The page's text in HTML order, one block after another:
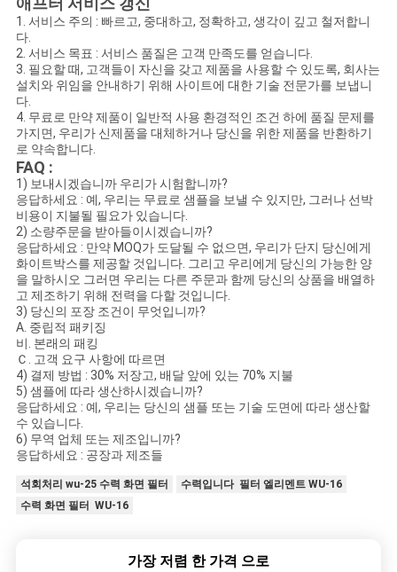
1. 서비스 주의 : 빠르고, 중대하고, 정확하고, 생각이 깊고 철저합니
다.
2. 서비스 목표 : 서비스 품질은 고객 만족도를 얻습니다.
3. 필요할 때, 고객들이 자신을 갖고 제품을 사용할 수 있도록, 회사는
설치와 위임을 안내하기 위해 사이트에 대한 기술 전문가를 보냅니
다.
4. 무료로 만약 제품이 일반적 사용 환경적인 조건 하에 품질 문제를
가지면, 우리가 신제품을 대체하거나 당신을 위한 제품을 반환하기
로 약속합니다.
FAQ :
1) 보내시겠습니까 우리가 시험합니까?
응답하세요 : 예, 우리는 무료로 샘플을 보낼 수 있지만, 그러나 선박
비용이 지불될 필요가 있습니다.
2) 소량주문을 받아들이시겠습니까?
응답하세요 : 만약 MOQ가 도달될 수 없으면, 우리가 단지 당신에게
화이트박스를 제공할 것입니다. 그리고 우리에게 당신의 가능한 양
을 말하시오 그러면 우리는 다른 주문과 함께 당신의 상품을 배열하
고 제조하기 위해 전력을 다할 것입니다.
3) 당신의 포장 조건이 무엇입니까?
A. 중립적 패키징
비. 본래의 패킹
Ｃ. 고객 요구 사항에 따르면
4) 결제 방법 : 30% 저장고, 배달 앞에 있는 70% 지불
5) 샘플에 따라 생산하시겠습니까?
응답하세요 : 예, 우리는 당신의 샘플 또는 기술 도면에 따라 생산할
수 있습니다.
6) 무역 업체 또는 제조입니까?
응답하세요 : 공장과 제조들
석회처리 wu-25 수력 화면 필터
수력입니다 필터 엘리멘트 WU-16
수력 화면 필터 WU-16
가장 저렴 한 가격 으로